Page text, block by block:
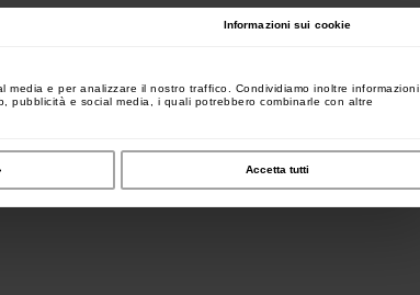
Informazioni sui cookie
e per analizzare il nostro traffico. Condividiamo inoltre informazioni
pubblicità e social media, i quali potrebbero combinarle con altre
Accetta tutti